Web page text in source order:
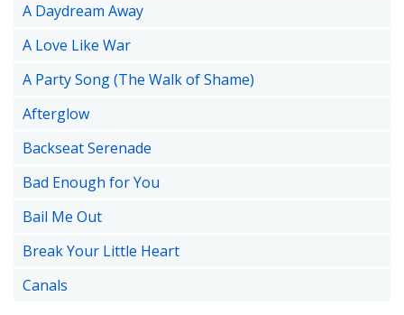
A Daydream Away
A Love Like War
A Party Song (The Walk of Shame)
Afterglow
Backseat Serenade
Bad Enough for You
Bail Me Out
Break Your Little Heart
Canals